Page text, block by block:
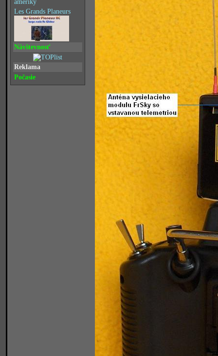
Les Grands Planeurs
Návštevnosť
Reklama
Počasie